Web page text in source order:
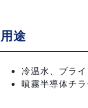
用途
冷温水、ブラ
噴霧半導体チ